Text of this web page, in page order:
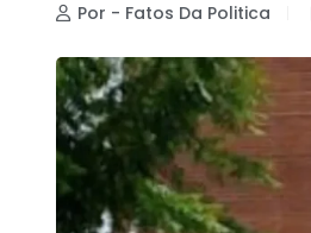
Por - Fatos Da Politica